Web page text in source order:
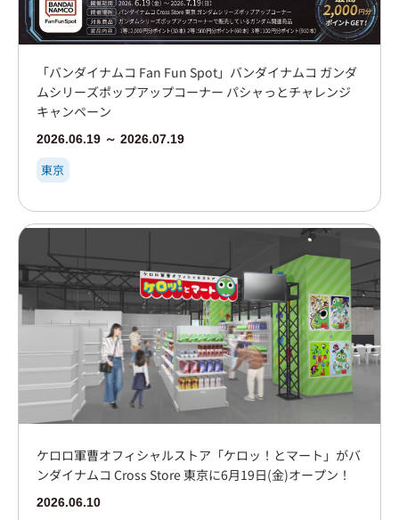
「バンダイナムコ Fan Fun Spot」バンダイナムコ ガンダ
ムシリーズポップアップコーナー パシャっとチャレンジ
キャンペーン
2026.06.19 ～ 2026.07.19
東京
ケロロ軍曹オフィシャルストア「ケロッ！とマート」がバ
ンダイナムコ Cross Store 東京に6月19日(金)オープン！
2026.06.10